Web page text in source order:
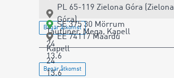
13.6
Begär åtkomst
PL 65-119 Zielona Góra (Zielona
Góra)
Tautliner, Mega, Kapell
24
13.6
Begär åtkomst
SE 375 30 Mörrum
EE 74117 Maardu
Kapell
24
13.6